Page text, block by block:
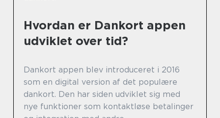
Hvordan er Dankort appen
udviklet over tid?
Dankort appen blev introduceret i 2016
som en digital version af det populære
dankort. Den har siden udviklet sig med
nye funktioner som kontaktløse betalinger